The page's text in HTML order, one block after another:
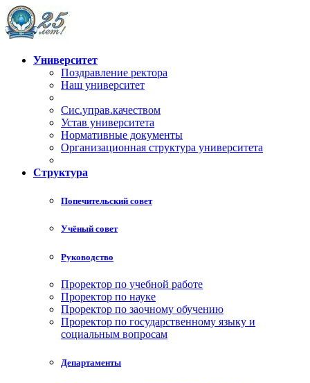
Университет
Поздравление ректора
Наш университет
Сис.управ.качеством
Устав университета
Нормативные документы
Организационная структура университета
Структура
Попечительский совет
Учёный совет
Руководство
Проректор по учебной работе
Проректор по науке
Проректор по заочному обучению
Проректор по государственному языку и
социальным вопросам
Департаменты